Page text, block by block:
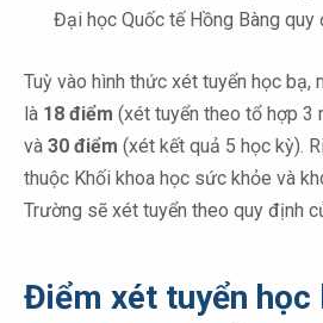
Đại học Quốc tế Hồng Bàng quy
Tuỳ vào hình thức xét tuyển học bạ,
là 18 điểm (xét tuyển theo tổ hợp 3
và 30 điểm (xét kết quả 5 học kỳ).
thuộc Khối khoa học sức khỏe và
Trường sẽ xét tuyển theo quy định
Điểm xét tuyển học